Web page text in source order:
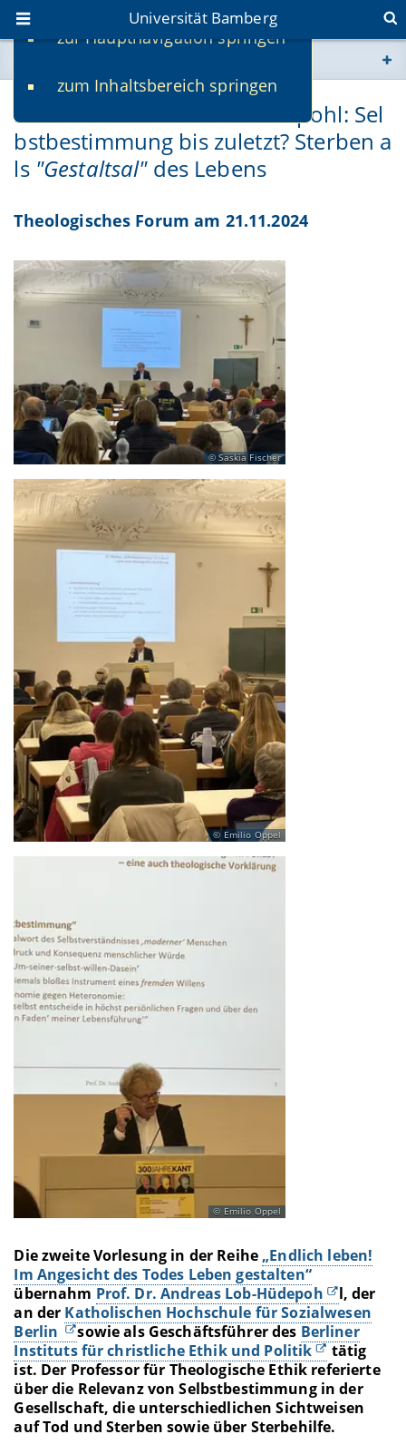
zur Hauptnavigation springen
zum Inhaltsbereich springen
Universität Bamberg
www.uni-bamberg.de
univis.uni-bamberg.de
Prof. Dr. Andreas Lob-Hüdepohl: Sel
bstbestimmung bis zuletzt? Sterben a
ls "Gestaltsal" des Lebens
Theologisches Forum am 21.11.2024
Saskia Fischer
Emilio Oppel
Emilio Oppel
Die zweite Vorlesung in der Reihe„Endlich leben!
Im Angesicht des Todes Leben gestalten“
übernahm Prof. Dr. Andreas Lob-Hüdepoh
l, der
an der Katholischen Hochschule für Sozialwesen
Berlin
sowie als Geschäftsführer des Berliner
Instituts für christliche Ethik und Politik
tätig
ist. Der Professor für Theologische Ethik referierte
über die Relevanz von Selbstbestimmung in der
Gesellschaft, die unterschiedlichen Sichtweisen
auf Tod und Sterben sowie über Sterbehilfe.